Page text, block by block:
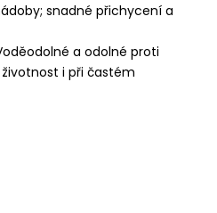
snadné přichycení a
a odolné proti
i při častém